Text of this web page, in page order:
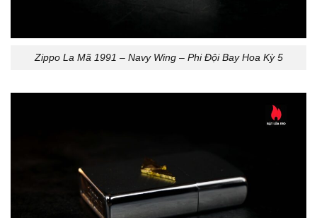
Zippo La Mã 1991 – Navy Wing – Phi Đội Bay Hoa Kỳ 5